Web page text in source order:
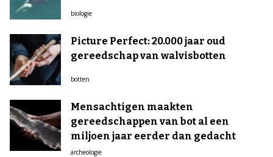
biologie
Picture Perfect: 20.000 jaar oud
gereedschap van walvisbotten
botten
Mensachtigen maakten
gereedschappen van bot al een
miljoen jaar eerder dan gedacht
archeologie